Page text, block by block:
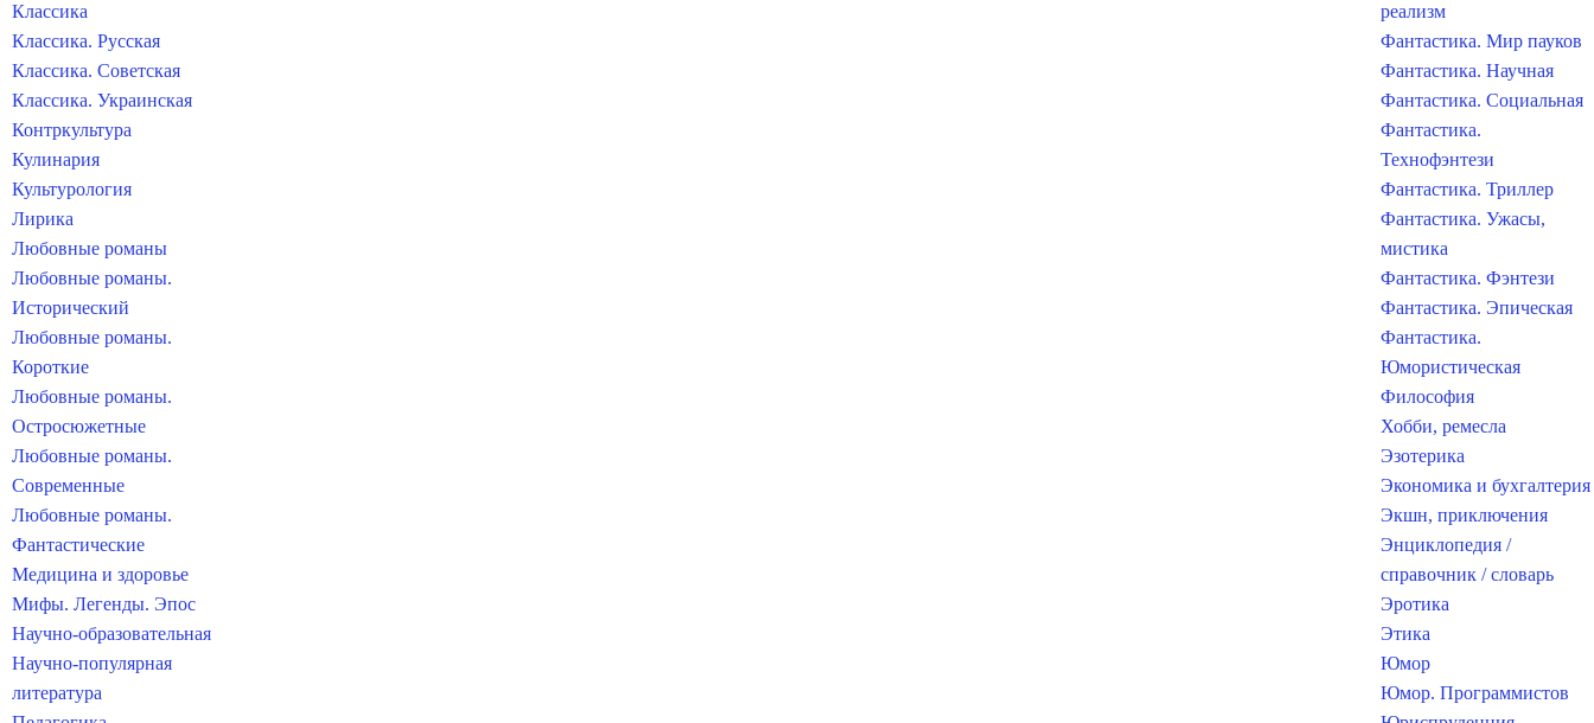
Классика
Классика. Русская
Классика. Советская
Классика. Украинская
Контркультура
Кулинария
Культурология
Лирика
Любовные романы
Любовные романы.
Исторический
Любовные романы.
Короткие
Любовные романы.
Остросюжетные
Любовные романы.
Современные
Любовные романы.
Фантастические
Медицина и здоровье
Мифы. Легенды. Эпос
Научно-образовательная
Научно-популярная
литература
реализм
Фантастика. Мир пауков
Фантастика. Научная
Фантастика. Социальная
Фантастика.
Технофэнтези
Фантастика. Триллер
Фантастика. Ужасы,
мистика
Фантастика. Фэнтези
Фантастика. Эпическая
Фантастика.
Юмористическая
Философия
Хобби, ремесла
Эзотерика
Экономика и бухгалтерия
Экшн, приключения
Энциклопедия /
справочник / словарь
Эротика
Этика
Юмор
Юмор. Программистов